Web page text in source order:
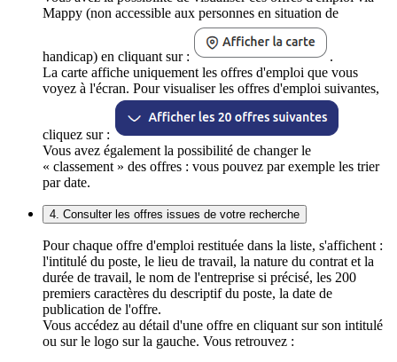
Mappy (non accessible aux personnes en situation de
handicap) en cliquant sur :
.
La carte affiche uniquement les offres d'emploi que vous
voyez à l'écran. Pour visualiser les offres d'emploi suivantes,
cliquez sur :
Vous avez également la possibilité de changer le
« classement » des offres : vous pouvez par exemple les trier
par date.
4. Consulter les offres issues de votre recherche
Pour chaque offre d'emploi restituée dans la liste, s'affichent :
l'intitulé du poste, le lieu de travail, la nature du contrat et la
durée de travail, le nom de l'entreprise si précisé, les 200
premiers caractères du descriptif du poste, la date de
publication de l'offre.
Vous accédez au détail d'une offre en cliquant sur son intitulé
ou sur le logo sur la gauche. Vous retrouvez :